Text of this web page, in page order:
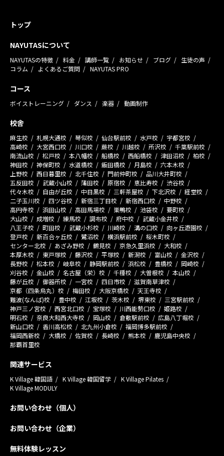
トップ
NAYUTASについて
NAYUTASの特徴 料金 講師一覧 お知らせ ブログ
生徒の声
コラム
よくあるご質問 NAYUTAS PRO
コース
ボイストレーニング ダンス 楽器 動画制作
校舎
麻生校 札幌大通校 琴似校 仙台駅前校 水戸校
宇都宮校
高崎校
大宮西口校 川口校 蕨校 川越校 所沢校
千葉駅前校
南流山校
松戸校 本八幡校 船橋校 西船橋校 津田沼校
柏校
神田校
神保町校 水道橋校 飯田橋校 月島校
六本木校
上野校
西日暮里校 北千住校 門前仲町校
品川大井町校
五反田校
武蔵小山校 蒲田校 原宿校 恵比寿校
渋谷校
代々木校
自由が丘校 中目黒校 三軒茶屋校 下北沢校
経堂校
二子玉川校
四ツ谷校 新宿三丁目校 新宿西口校
中野校
高円寺校
浜田山校 高田馬場校 巣鴨校 池袋校
要町校
大山校
成増校 練馬校 調布校 府中校
武蔵小金井校
八王子校
町田校 武蔵小杉校 川崎校 溝の口校
向ヶ丘遊園校
登戸校
新百合ヶ丘校 鷺沼校 横浜駅前校
桜木町校
センター北校
あざみ野校 鶴見校 京急久里浜校
大和校
本厚木校
東戸塚校 藤沢校 平塚校 新潟校 富山校
金沢校
長野校
松本校 岐阜校 静岡駅前校 浜松校 豊橋校
岡崎校
刈谷校
金山校 名古屋（栄）校 千種校 大曽根校
本山校
藤が丘校
御器所校 一宮校 四日市校
滋賀南草津校
京都（四条烏丸）校
梅田校 大阪京橋校
天王寺校
難波(なんば)校
豊中校 江坂校 茨木校 堺東校
三宮駅前校
神戸三ノ宮校
西宮北口校 宝塚校 川西能勢口校
姫路校
明石校
奈良大和西大寺校 岡山校 倉敷駅前校
広島八丁堀校
新山口校
香川高松校 北九州小倉校
福岡博多駅前校
福岡西新校
大橋校 佐賀校 長崎校 熊本校
鹿児島中央校
那覇首里校
関連サービス
K Village 韓国語 K Village 韓国留学
K Village Pilates
K Village MODULY
お問い合わせ（個人）
お問い合わせ（企業）
無料体験レッスン